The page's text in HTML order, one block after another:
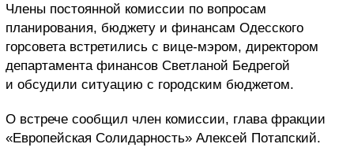
Члены постоянной комиссии по вопросам
планирования, бюджету и финансам Одесского
горсовета встретились с вице-мэром, директором
департамента финансов Светланой Бедрегой
и обсудили ситуацию с городским бюджетом.
О встрече сообщил член комиссии, глава фракции
«Европейская Солидарность» Алексей Потапский.